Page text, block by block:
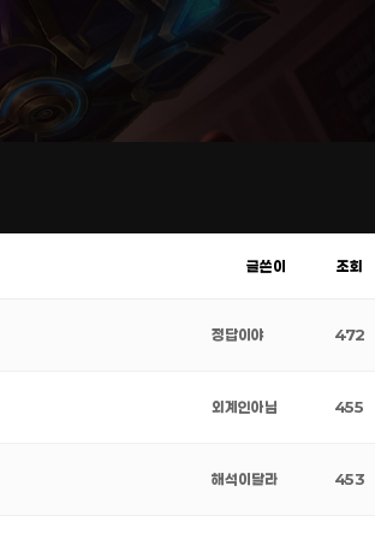
글쓴이 조회
정답이야 472
외계인아님 455
해석이달라 453